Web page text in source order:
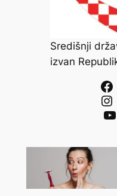
Središnji
izvan